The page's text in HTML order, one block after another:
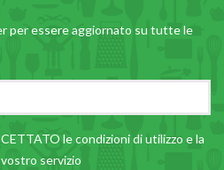
per essere aggiornato su tutte le
lecondizioni di utilizzo e la
servizio